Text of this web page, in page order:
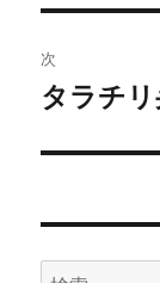
ビ
ゲ
ー
投
稿:
次
次
投
タラチリ
検